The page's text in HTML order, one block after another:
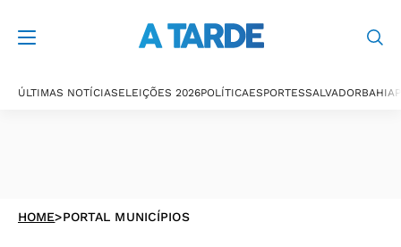
ÚLTIMAS NOTÍCIASELEIÇÕES 2026POLÍTICAESPORTESSALVADORBAHIA
HOME>PORTAL MUNICÍPIOS